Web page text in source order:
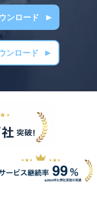
ンロード
ンロード